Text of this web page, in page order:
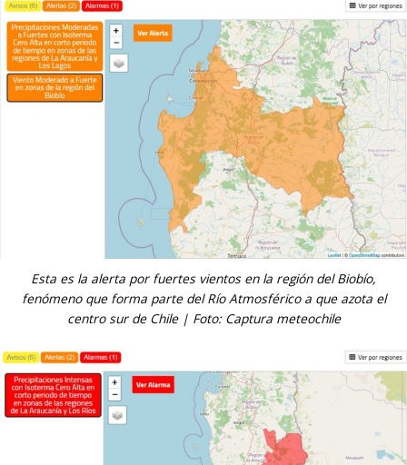
Esta es la alerta por fuertes vientos en la región del Biobío,
fenómeno que forma parte del Río Atmosférico a que azota el
centro sur de Chile | Foto: Captura meteochile